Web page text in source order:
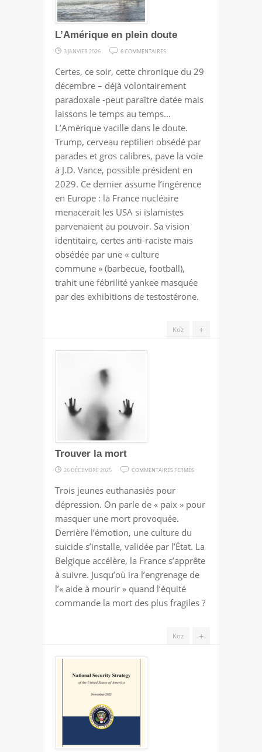
L’Amérique en plein doute
3 JANVIER 2026 6 COMMENTAIRES
EN
PLEIN
DOUTE
Certes, ce soir, cette chronique du 29
décembre – déjà volontairement
paradoxale -peut paraître datée mais
laissons le temps au temps…
L’Amérique vacille dans le doute.
Trump, cerveau reptilien obsédé par
parades et gros calibres, pave la voie
à J.D. Vance, possible président en
2029. Ce dernier assume l’ingérence
en Europe : la France nucléaire
menacerait les USA si islamistes
parvenaient au pouvoir. Sa vision
identitaire, certes anti-raciste mais
obsédée par une « culture
commune » (barbecue, football),
trahit une fébrilité yankee masquée
par des exhibitions de testostérone.
+
Koz
Trouver la mort
26 DÉCEMBRE 2025 COMMENTAIRES FERMÉS
MORT
Trois jeunes euthanasiés pour
dépression. On parle de « paix » pour
masquer une mort provoquée.
Derrière l’émotion, une culture du
suicide s’installe, validée par l’État. La
Belgique accélère, la France s’apprête
à suivre. Jusqu’où ira l’engrenage de
l’« aide à mourir » quand l’équité
commande la mort des plus fragiles ?
+
Koz